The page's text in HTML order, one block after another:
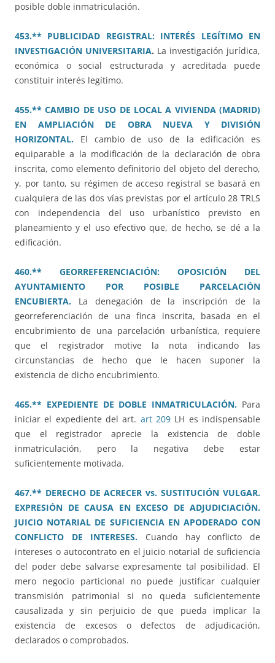
posible doble inmatriculación.
453.** PUBLICIDAD REGISTRAL: INTERÉS LEGÍTIMO EN
INVESTIGACIÓN UNIVERSITARIA. La investigación jurídica,
económica o social estructurada y acreditada puede
constituir interés legítimo.
455.** CAMBIO DE USO DE LOCAL A VIVIENDA (MADRID)
EN AMPLIACIÓN DE OBRA NUEVA Y DIVISIÓN
HORIZONTAL. El cambio de uso de la edificación es
equiparable a la modificación de la declaración de obra
inscrita, como elemento definitorio del objeto del derecho,
y, por tanto, su régimen de acceso registral se basará en
cualquiera de las dos vías previstas por el artículo 28 TRLS
con independencia del uso urbanístico previsto en
planeamiento y el uso efectivo que, de hecho, se dé a la
edificación.
460.** GEORREFERENCIACIÓN: OPOSICIÓN DEL
AYUNTAMIENTO POR POSIBLE PARCELACIÓN
ENCUBIERTA. La denegación de la inscripción de la
georreferenciación de una finca inscrita, basada en el
encubrimiento de una parcelación urbanística, requiere
que el registrador motive la nota indicando las
circunstancias de hecho que le hacen suponer la
existencia de dicho encubrimiento.
465.** EXPEDIENTE DE DOBLE INMATRICULACIÓN. Para
iniciar el expediente del art. art 209 LH es indispensable
que el registrador aprecie la existencia de doble
inmatriculación, pero la negativa debe estar
suficientemente motivada.
467.** DERECHO DE ACRECER vs. SUSTITUCIÓN VULGAR.
EXPRESIÓN DE CAUSA EN EXCESO DE ADJUDICIACIÓN.
JUICIO NOTARIAL DE SUFICIENCIA EN APODERADO CON
CONFLICTO DE INTERESES. Cuando hay conflicto de
intereses o autocontrato en el juicio notarial de suficiencia
del poder debe salvarse expresamente tal posibilidad. El
mero negocio particional no puede justificar cualquier
transmisión patrimonial si no queda suficientemente
causalizada y sin perjuicio de que pueda implicar la
existencia de excesos o defectos de adjudicación,
declarados o comprobados.